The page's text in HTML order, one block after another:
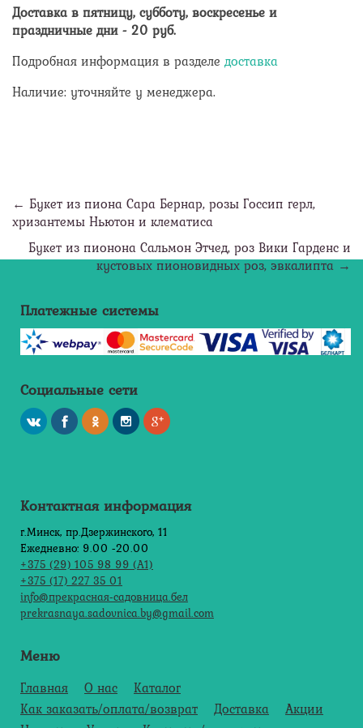
Доставка в пятницу, субботу, воскресенье и
праздничные дни - 20 руб.
Подробная информация в разделе доставка
Наличие: уточняйте у менеджера.
← Букет из пиона Сара Бернар, розы Госсип герл,
хризантемы Ньютон и клематиса
Букет из пионона Сальмон Этчед, роз Вики Гарденс и
кустовых пионовидных роз, эвкалипта →
Платежные системы
Социальные сети
Контактная информация
г.Минск, пр.Дзержинского, 11
Ежедневно: 9.00 -20.00
+375 (29) 105 98 99 (А1)
+375 (17) 227 35 01
info@прекрасная-садовница.бел
prekrasnaya.sadovnica.by@gmail.com
Меню
Главная О нас
Каталог
Как заказать/оплата/возврат
Доставка
Акции